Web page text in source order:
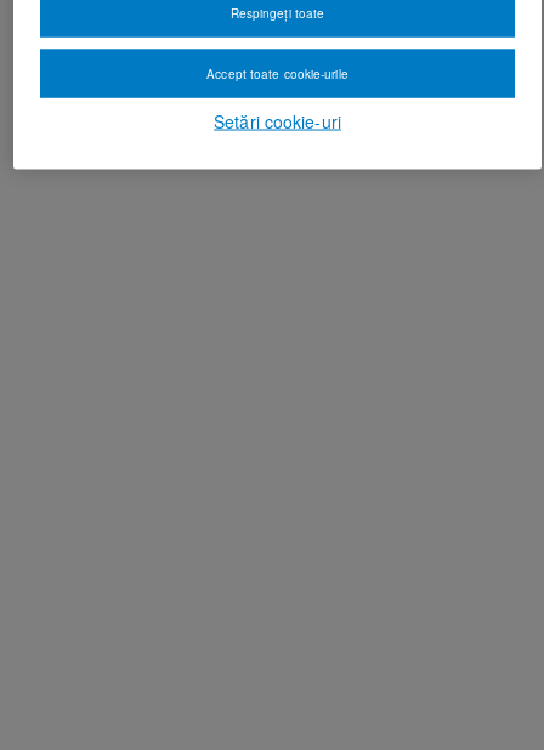
Setări cookie-uri
Respingeți toate
Accept toate cookie-urile